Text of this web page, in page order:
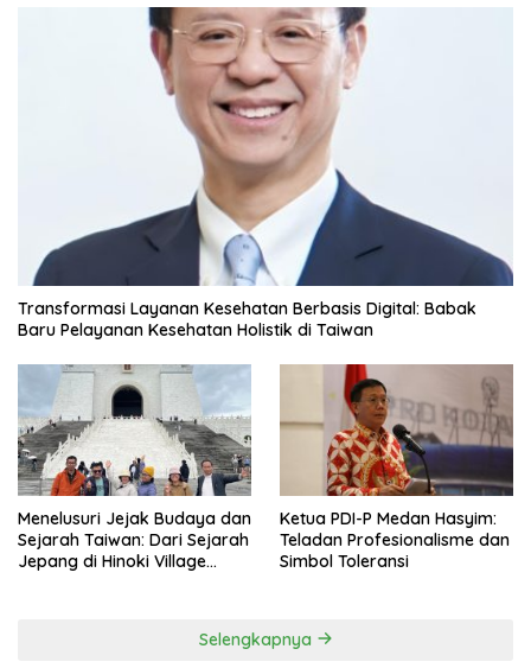
Transformasi Layanan Kesehatan Berbasis Digital: Babak
Baru Pelayanan Kesehatan Holistik di Taiwan
Menelusuri Jejak Budaya dan
Sejarah Taiwan: Dari Sejarah
Jepang di Hinoki Village
Ketua PDI-P Medan Hasyim:
Teladan Profesionalisme dan
Simbol Toleransi
Selengkapnya